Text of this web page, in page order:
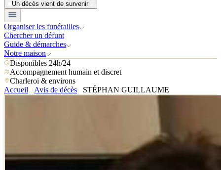
Un décès vient de survenir
Organiser les funérailles
Chercher un défunt
Guide & démarches
Notre maison
Disponibles 24h/24
Accompagnement humain et discret
Charleroi & environs
Accueil
Avis de décès STÉPHAN GUILLAUME